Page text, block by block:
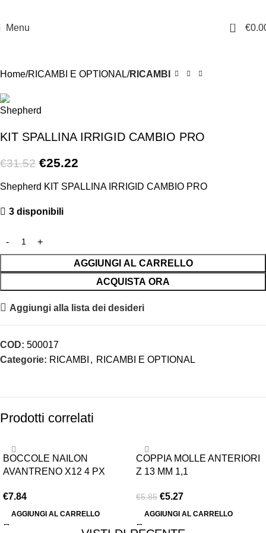
Menu 0 €
Home RICAMBI E OPTIONAL RICAMBI
KIT SPALLINA IRRIGID CAMBIO PRO
€31.52 €25.22
Shepherd KIT SPALLINA IRRIGID CAMBIO PRO
3 disponibili
AGGIUNGI AL CARRELLO
ACQUISTA ORA
Aggiungi alla lista dei desideri
COD: 500017
Categorie: RICAMBI , RICAMBI E OPTIONAL
Prodotti correlati
BOCCOLE NAILON
AVANTRENO X12 4 PX
€7.84
AGGIUNGI AL CARRELLO
-10%
COPPIA MOLLE ANTERIORI
Z 13 MM 1,1
€5.85 €5.27
AGGIUNGI AL CARRELLO